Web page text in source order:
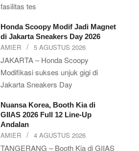
fasilitas tes
Honda Scoopy Modif Jadi Magnet
di Jakarta Sneakers Day 2026
AMIER 5 AGUSTUS 2026
JAKARTA – Honda Scoopy
Modifikasi sukses unjuk gigi di
Jakarta Sneakers Day
Nuansa Korea, Booth Kia di
GIIAS 2026 Full 12 Line-Up
Andalan
AMIER 4 AGUSTUS 2026
TANGERANG – Booth Kia di GIIAS